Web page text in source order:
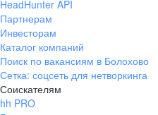
HeadHunter API
Партнерам
Инвесторам
Каталог компаний
Поиск по вакансиям в Болохово
Сетка: соцсеть для нетворкинга
Соискателям
hh PRO